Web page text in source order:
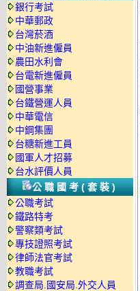
銀行考試
中華郵政
台灣菸酒
中油新進僱員
農田水利會
台電新進僱員
國營事業
台鐵營運人員
中華電信
中鋼集團
台糖新進工員
國軍人才招募
台水評價人員
公職國考(套裝)
公職考試
鐵路特考
警察類考試
專技證照考試
律師法官考試
教職考試
調查局.國安局.外交人員